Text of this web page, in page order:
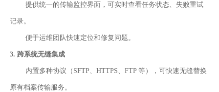
提供统一的传输监控界面，可实时查看任务状态、失败重试
记录。
便于运维团队快速定位和修复问题。
3. 跨系统无缝集成
内置多种协议（SFTP、HTTPS、FTP 等），可快速无缝替换
原有档案传输服务。